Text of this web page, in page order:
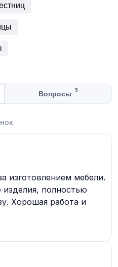
Вопросы 5
изготовлением мебели.
изделия, полностью
Хорошая работа и